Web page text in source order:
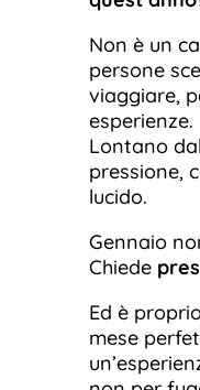
Non è un
persone
viaggiare,
esperienze.
Lontano
pressione,
lucido.
Gennaio
Chiede
Ed è
mese